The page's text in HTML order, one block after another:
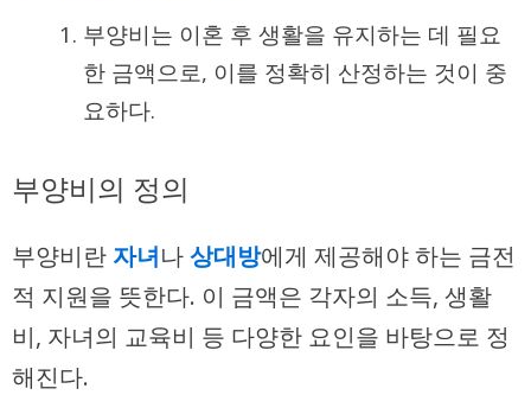
부양비는 이혼 후 생활을 유지하는 데 필요
한 금액으로, 이를 정확히 산정하는 것이 중
요하다.
부양비의 정의
부양비란 자녀나상대방에게 제공해야 하는 금전
적 지원을 뜻한다. 이 금액은 각자의 소득, 생활
비, 자녀의 교육비 등 다양한 요인을 바탕으로 정
해진다.